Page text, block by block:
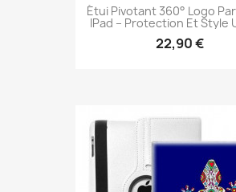
Étui Pivotant 360° Logo
IPad – Protection Et Style
22,90 €